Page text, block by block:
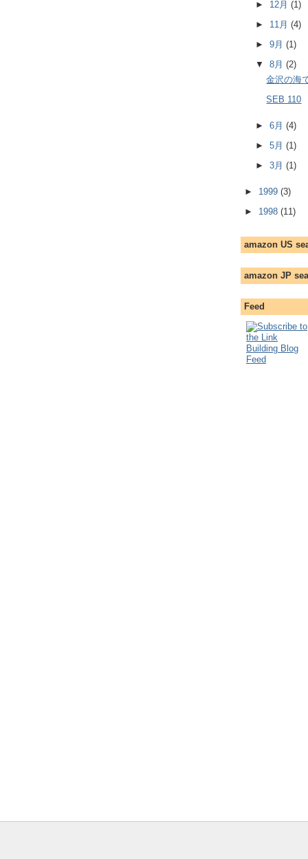
► 12月 (1)
► 11月 (4)
► 9月 (1)
▼ 8月 (2)
金沢の海
SEB 110
► 6月 (4)
► 5月 (1)
► 3月 (1)
► 1999 (3)
► 1998 (11)
amazon US
amazon JP
Feed